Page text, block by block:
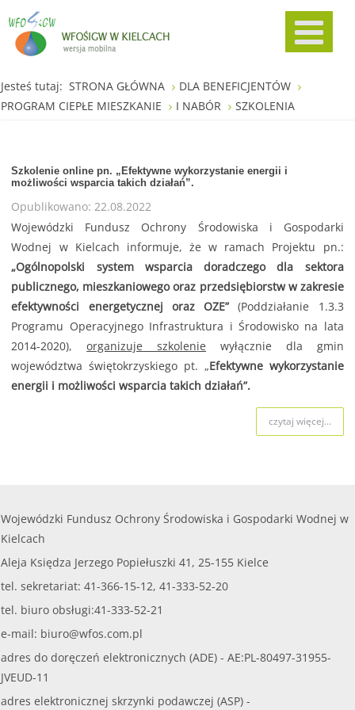
Jesteś tutaj: STRONA GŁÓWNA
DLA BENEFICJENTÓW
PROGRAM CIEPŁE MIESZKANIE
I NABÓR SZKOLENIA
Szkolenie online pn. „Efektywne wykorzystanie energii i
możliwości wsparcia takich działań”.
Opublikowano: 22.08.2022
Wojewódzki Fundusz Ochrony Środowiska i Gospodarki
Wodnej w Kielcach informuje, że w ramach Projektu pn.:
„Ogólnopolski system wsparcia doradczego dla sektora
publicznego, mieszkaniowego oraz przedsiębiorstw w zakresie
efektywności energetycznej oraz OZE” (Poddziałanie 1.3.3
Programu Operacyjnego Infrastruktura i Środowisko na lata
2014-2020),organizuje szkolenie wyłącznie dla gmin
województwa świętokrzyskiego pt. „Efektywne wykorzystanie
energii i możliwości wsparcia takich działań”.
czytaj więcej...
Wojewódzki Fundusz Ochrony Środowiska i Gospodarki Wodnej w
Kielcach
Aleja Księdza Jerzego Popiełuszki 41, 25-155 Kielce
tel. sekretariat: 41-366-15-12, 41-333-52-20
tel. biuro obsługi:41-333-52-21
e-mail: biuro@wfos.com.pl
adres do doręczeń elektronicznych (ADE) - AE:PL-80497-31955-
JVEUD-11
adres elektronicznej skrzynki podawczej (ASP) -